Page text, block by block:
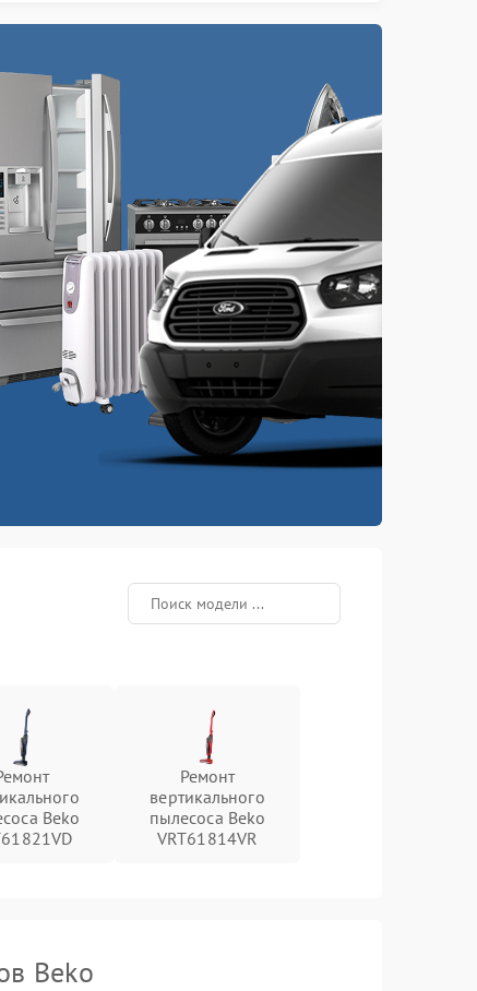
Beko
Ремонт
вертикального
пылесоса Beko
VRT61814VR
Beko